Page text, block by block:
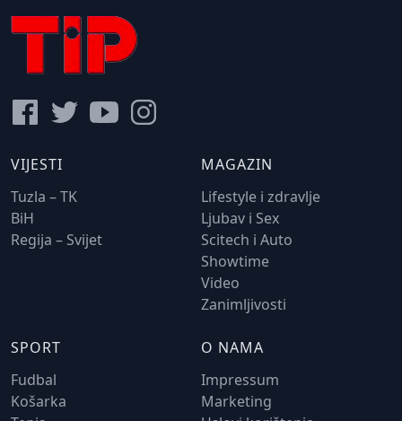
VIJESTI
Tuzla – TK
BiH
Regija – Svijet
MAGAZIN
Lifestyle i zdravlje
Ljubav i Sex
Scitech i Auto
Showtime
Video
Zanimljivosti
SPORT
Fudbal
Košarka
O NAMA
Impressum
Marketing